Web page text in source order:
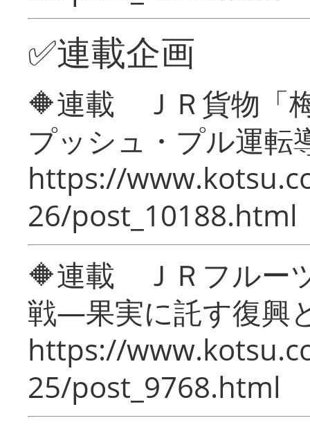
✅連載企画
🔶連載 ＪＲ貨物「
プッシュ・プル運転
https://
26/post_10188.html
🔶連載 ＪＲフルー
戦―果実に託す復興
https://
25/post_9768.html